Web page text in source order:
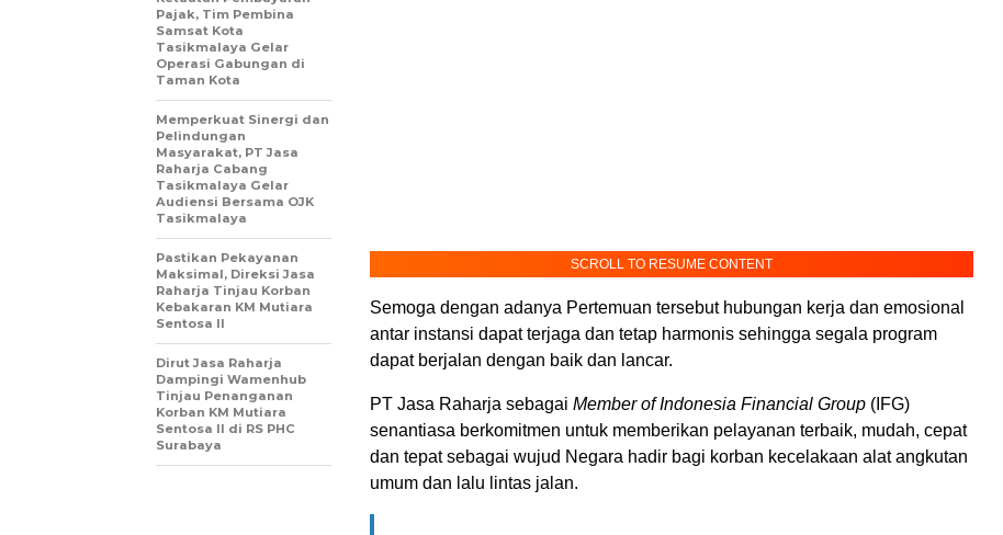
SCROLL TO RESUME CONTENT
Semoga dengan adanya Pertemuan tersebut hubungan kerja dan emosional
antar instansi dapat terjaga dan tetap harmonis sehingga segala program
dapat berjalan dengan baik dan lancar.
PT Jasa Raharja sebagai Member of Indonesia Financial Group (IFG)
senantiasa berkomitmen untuk memberikan pelayanan terbaik, mudah, cepat
dan tepat sebagai wujud Negara hadir bagi korban kecelakaan alat angkutan
umum dan lalu lintas jalan.
Pajak, Tim Pembina
Samsat Kota
Tasikmalaya Gelar
Operasi Gabungan di
Taman Kota
Memperkuat Sinergi dan
Pelindungan
Masyarakat, PT Jasa
Raharja Cabang
Tasikmalaya Gelar
Audiensi Bersama OJK
Tasikmalaya
Pastikan Pekayanan
Maksimal, Direksi Jasa
Raharja Tinjau Korban
Kebakaran KM Mutiara
Sentosa II
Dirut Jasa Raharja
Dampingi Wamenhub
Tinjau Penanganan
Korban KM Mutiara
Sentosa II di RS PHC
Surabaya